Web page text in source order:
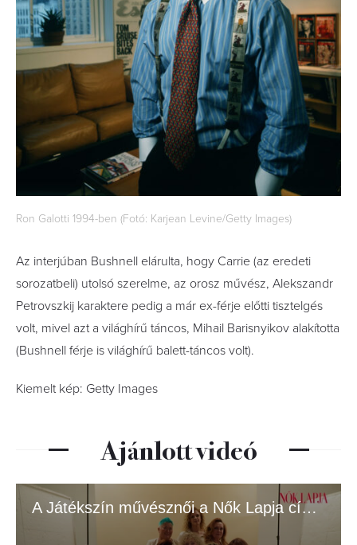
Ron Galotti 1994-ben (Fotó: Karjean Levine/Getty Images)
Az interjúban Bushnell elárulta, hogy Carrie (az eredeti
sorozatbeli) utolsó szerelme, az orosz művész, Alekszandr
Petrovszkij karaktere pedig a már ex-férje előtti tisztelgés
volt, mivel azt a világhírű táncos, Mihail Barisnyikov alakította
(Bushnell férje is világhírű balett-táncos volt).
Kiemelt kép: Getty Images
Ajánlott videó
A Játékszín művésznői a Nők Lapja címlapján